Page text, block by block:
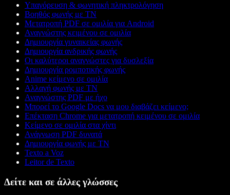
Υπαγόρευση & φωνητική πληκτρολόγηση
Βοηθός φωνής με ΤΝ
Μετατροπή PDF σε ομιλία για Android
Αναγνώστης κειμένου σε ομιλία
Δημιουργία γυναικείας φωνής
Δημιουργία ανδρικής φωνής
Οι καλύτεροι αναγνώστες για δυσλεξία
Δημιουργία ρομποτικής φωνής
Anime κείμενο σε ομιλία
Αλλαγή φωνής με ΤΝ
Αναγνώστης PDF με ήχο
Μπορεί το Google Docs να μου διαβάζει κείμενο;
Επέκταση Chrome για μετατροπή κειμένου σε ομιλία
Κείμενο σε ομιλία στα χίντι
Ανάγνωση PDF δυνατά
Δημιουργία φωνής με ΤΝ
Texto a Voz
Leitor de Texto
Δείτε και σε άλλες γλώσσες